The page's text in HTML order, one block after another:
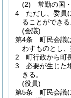
(2)
常勤の国
4
ただし、委員
ることができる
(会議)
第4条
町民会議
わすものとし
2
町行政から町
3
必要が生じた
きる。
(役員)
第5条
町民会議